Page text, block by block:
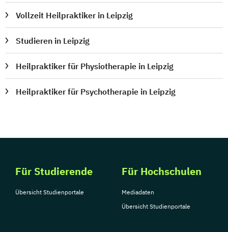
Vollzeit Heilpraktiker in Leipzig
Studieren in Leipzig
Heilpraktiker für Physiotherapie in Leipzig
Heilpraktiker für Psychotherapie in Leipzig
Für Studierende
Übersicht Studienportale
Für Hochschulen
Mediadaten
Übersicht Studienportale